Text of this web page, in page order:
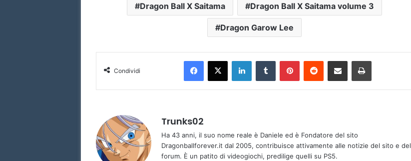
Dragon Ball X Saitama Dragon Ball X Saitama volume 3
Dragon Garow Lee
Condividi
Facebook
X LinkedInTumblr PinterestReddit Condividi via mail Stampa
Trunks02
Ha 43 anni, il suo nome reale è Daniele ed è Fondatore del sito
Dragonballforever.it dal 2005, contribuisce attivamente alle notizie del sito e del
forum. È un patito di videogiochi, predilige quelli su PS5.